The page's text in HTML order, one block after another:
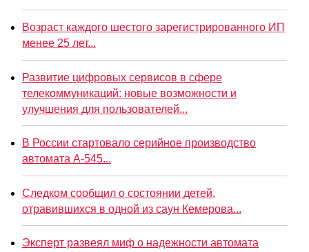
Возраст каждого шестого зарегистрированного ИП
менее 25 лет...
Развитие цифровых сервисов в сфере
телекоммуникаций: новые возможности и
улучшения для пользователей...
В России стартовало серийное производство
автомата А-545...
Следком сообщил о состоянии детей,
отравившихся в одной из саун Кемерова...
Эксперт развеял миф о надежности автомата